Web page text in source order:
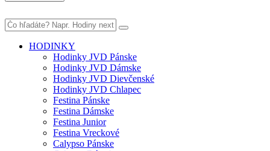
HODINKY
Hodinky JVD Pánske
Hodinky JVD Dámske
Hodinky JVD Dievčenské
Hodinky JVD Chlapec
Festina Pánske
Festina Dámske
Festina Junior
Festina Vreckové
Calypso Pánske